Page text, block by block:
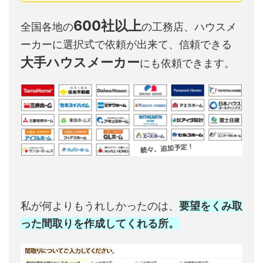
全国各地の600社以上の工務店、ハウスメ
ーカーに選択式で依頼が出来て、信頼できる
大手ハウスメーカーにも依頼できます。
私が何よりもうれしかったのは、 要望をくみ取
った間取りを作成してくれる所。